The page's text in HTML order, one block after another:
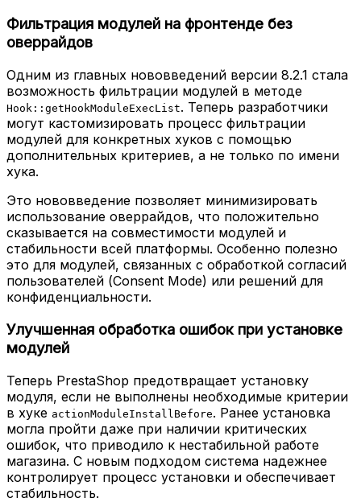
Фильтрация модулей на фронтенде без
оверрайдов
Одним из главных нововведений версии 8.2.1 стала
возможность фильтрации модулей в методе
Hook::getHookModuleExecList. Теперь разработчики
могут кастомизировать процесс фильтрации
модулей для конкретных хуков с помощью
дополнительных критериев, а не только по имени
хука.
Это нововведение позволяет минимизировать
использование оверрайдов, что положительно
сказывается на совместимости модулей и
стабильности всей платформы. Особенно полезно
это для модулей, связанных с обработкой согласий
пользователей (Consent Mode) или решений для
конфиденциальности.
Улучшенная обработка ошибок при установке
модулей
Теперь PrestaShop предотвращает установку
модуля, если не выполнены необходимые критерии
в хуке actionModuleInstallBefore. Ранее установка
могла пройти даже при наличии критических
ошибок, что приводило к нестабильной работе
магазина. С новым подходом система надежнее
контролирует процесс установки и обеспечивает
стабильность.